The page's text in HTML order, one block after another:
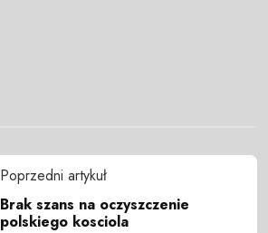
Poprzedni artykuł
Brak szans na oczyszczenie
polskiego kosciola